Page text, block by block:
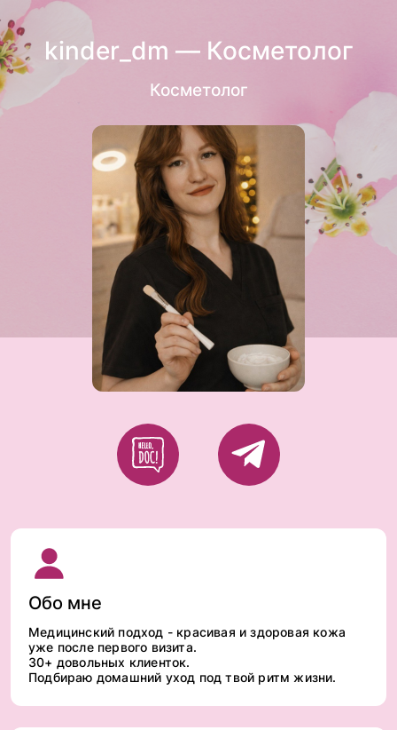
kinder_dm — Косметолог
Косметолог
Обо мне
Медицинский подход - красивая и здоровая кожа
уже после первого визита.
30+ довольных клиенток.
Подбираю домашний уход под твой ритм жизни.